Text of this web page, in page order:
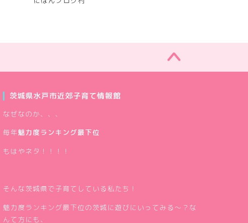
茨城県水戸市近郊子育て情報館
なぜなのか、、、
毎年魅力度ランキング最下位
もはやネタ！！！！
そんな茨城県で子育てしている私たち！
魅力度ランキング最下位の茨城に遊びにいってみる～？な
んて方にも、